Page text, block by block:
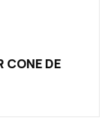
CONE DE